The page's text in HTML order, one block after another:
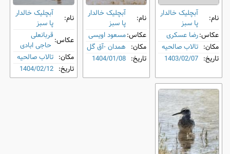
نام:
آبچلیک خالدار
پا سبز
عکاس:رضا عسکری
مکان: تالاب صالحیه
تاریخ: 1403/02/07
نام:
آبچلیک خالدار
پا سبز
عکاس:مسعود اویسی
مکان: همدان -آق گل
تاریخ: 1404/01/08
نام:
آبچلیک خالدار
پا سبز
عکاس:قربانعلی
حاجی ابادی
مکان: تالاب صالحیه
تاریخ: 1404/02/12